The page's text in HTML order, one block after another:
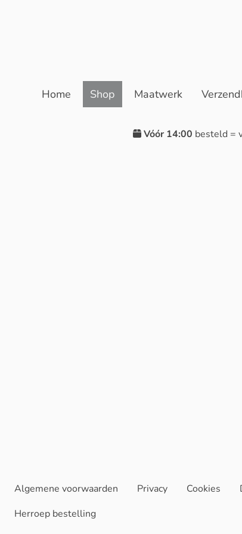
Home Shop Maatwerk
Vóór 14:00 besteld =
Algemene voorwaarden Privacy Cookies
Herroep bestelling